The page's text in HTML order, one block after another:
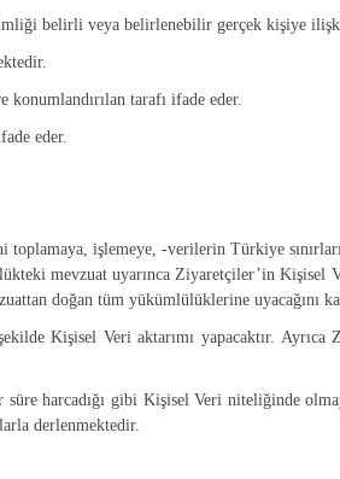
belirli veya belirlenebilir gerçek kişiye
tarafı ifade eder.
eder.
işlemeye, -verilerin Türkiye
mevzuat uyarınca Ziyaretçiler’in
doğan tüm yükümlülüklerine uyacağını
Kişisel Veri aktarımı yapacaktır.
harcadığı gibi Kişisel Veri niteliğinde
derlenmektedir.